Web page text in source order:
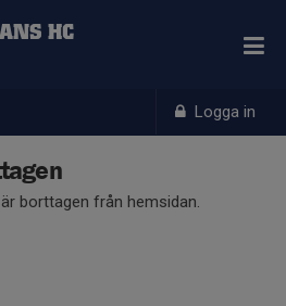
Logga in
HC
borttagen från hemsidan.